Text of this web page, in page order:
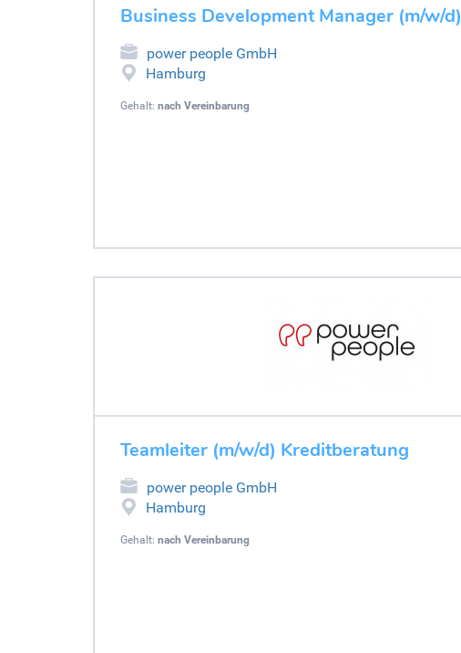
Business Development Manager (m/w/d)
power people GmbH
Hamburg
Gehalt: nach Vereinbarung
Teamleiter (m/w/d) Kreditberatung
power people GmbH
Hamburg
Gehalt: nach Vereinbarung